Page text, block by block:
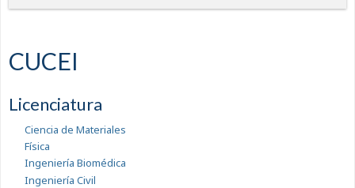
CUCEI
Licenciatura
Ciencia de Materiales
Física
Ingeniería Biomédica
Ingeniería Civil